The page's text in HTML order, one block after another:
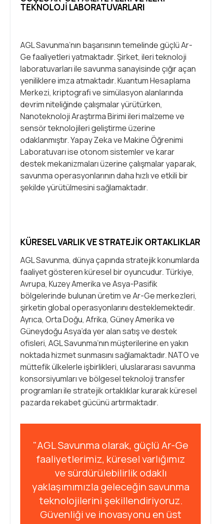
TEKNOLOJI LABORATUVARLARI
AGL Savunma’nın başarısının temelinde güçlü Ar-
Ge faaliyetleri yatmaktadır. Şirket, ileri teknoloji
laboratuvarları ile savunma sanayisinde çığır açan
yeniliklere imza atmaktadır. Kuantum Hesaplama
Merkezi, kriptografi ve simülasyon alanlarında
devrim niteliğinde çalışmalar yürütürken,
Nanoteknoloji Araştırma Birimi ileri malzeme ve
sensör teknolojileri geliştirme üzerine
odaklanmıştır. Yapay Zeka ve Makine Öğrenimi
Laboratuvarı ise otonom sistemler ve karar
destek mekanizmaları üzerine çalışmalar yaparak,
savunma operasyonlarının daha hızlı ve etkili bir
şekilde yürütülmesini sağlamaktadır.
KÜRESEL VARLIK VE STRATEJIK ORTAKLIKLAR
AGL Savunma, dünya çapında stratejik konumlarda
faaliyet gösteren küresel bir oyuncudur. Türkiye,
Avrupa, Kuzey Amerika ve Asya-Pasifik
bölgelerinde bulunan üretim ve Ar-Ge merkezleri,
şirketin global operasyonlarını desteklemektedir.
Ayrıca, Orta Doğu, Afrika, Güney Amerika ve
Güneydoğu Asya’da yer alan satış ve destek
ofisleri, AGL Savunma’nın müşterilerine en yakın
noktada hizmet sunmasını sağlamaktadır. NATO ve
müttefik ülkelerle işbirlikleri, uluslararası savunma
konsorsiyumları ve bölgesel teknoloji transfer
programları ile stratejik ortaklıklar kurarak küresel
pazarda rekabet gücünü artırmaktadır.
"AGL Savunma olarak, güçlü Ar-Ge
faaliyetlerimiz, küresel varlığımız
ve sürdürülebilirlik odaklı
yaklaşımımızla geleceğin savunma
teknolojilerini şekillendiriyoruz.
Güvenliği ve inovasyonu en üst